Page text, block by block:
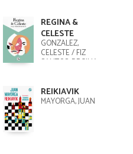
REGINA &
CELESTE
GONZÁLEZ,
CELESTE / FIZ
SANTOS, REGINA
REIKIAVIK
MAYORGA, JUAN